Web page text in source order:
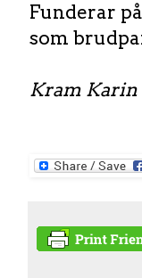
Funderar
som
Kram Karin